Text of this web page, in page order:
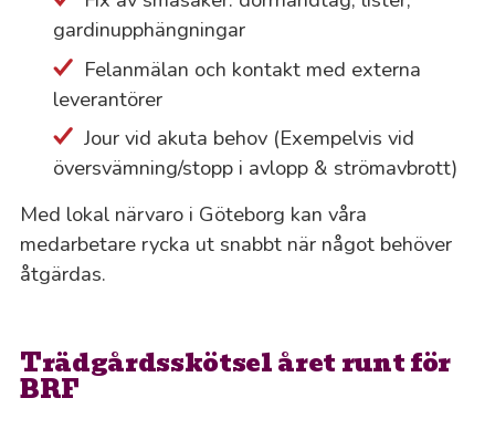
gardinupphängningar
Felanmälan och kontakt med externa
leverantörer
Jour vid akuta behov (Exempelvis vid
översvämning/stopp i avlopp & strömavbrott)
Med lokal närvaro i Göteborg kan våra
medarbetare rycka ut snabbt när något behöver
åtgärdas.
Trädgårdsskötsel året runt för
BRF